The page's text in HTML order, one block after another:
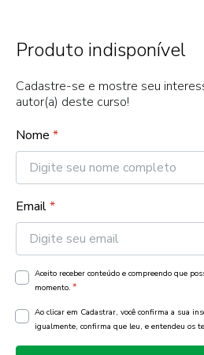
Produto indisponível
Cadastre-se e mostre seu
autor(a) deste curso!
Nome *
Email*
Aceito receber conteúdo e compreendo que
momento. *
Ao clicar em Cadastrar, você confirma a sua
igualmente, confirma que leu, e entendeu os